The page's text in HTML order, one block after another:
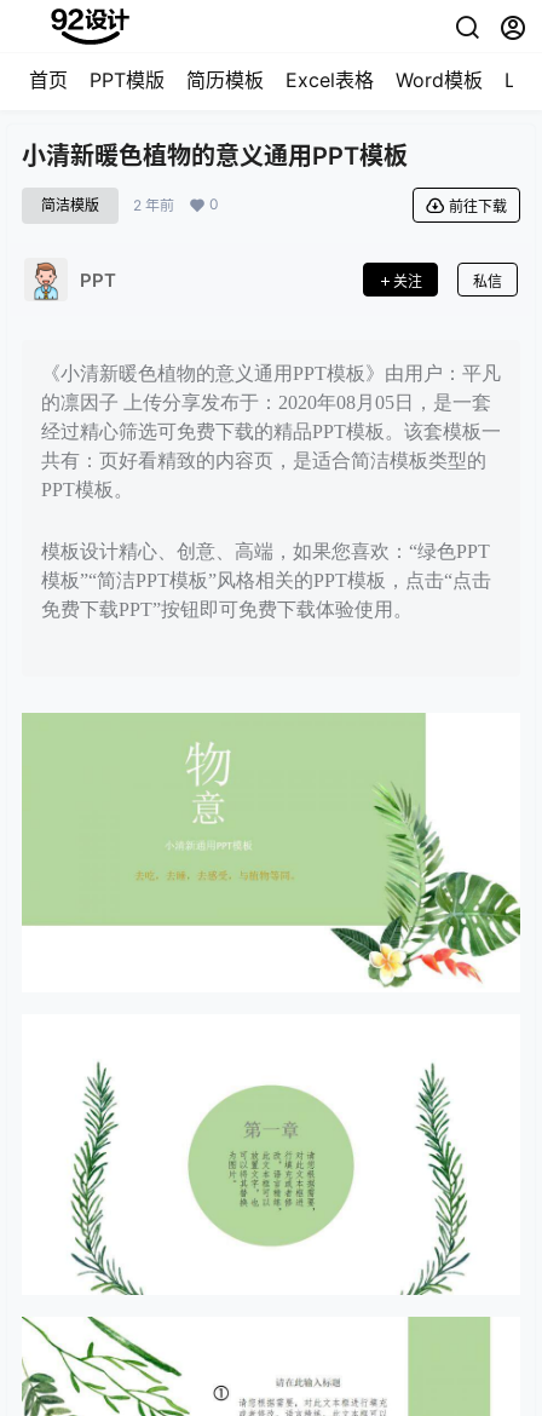
首页 PPT模版 简历模板 Excel表格 Word模板
小清新暖色植物的意义通用PPT模板
简洁模版 2 年前 0 前往下载
PPT 关注 私信
《小清新暖色植物的意义通用PPT模板》由用户：平凡
的凛因子 上传分享发布于：2020年08月05日，是一套
经过精心筛选可免费下载的精品PPT模板。该套模板一
共有：页好看精致的内容页，是适合简洁模板类型的
PPT模板。
模板设计精心、创意、高端，如果您喜欢：“绿色PPT
模板”“简洁PPT模板”风格相关的PPT模板，点击“点击
免费下载PPT”按钮即可免费下载体验使用。